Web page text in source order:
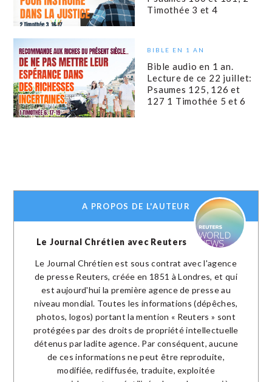
Timothée 3 et 4
BIBLE EN 1 AN
Bible audio en 1 an.
Lecture de ce 22 juillet:
Psaumes 125, 126 et
127 1 Timothée 5 et 6
A PROPOS DE L'AUTEUR
Le Journal Chrétien avec Reuters
Le Journal Chrétien est sous contrat avec l'agence
de presse Reuters, créée en 1851 à Londres, et qui
est aujourd'hui la première agence de presse au
niveau mondial. Toutes les informations (dépêches,
photos, logos) portant la mention « Reuters » sont
protégées par des droits de propriété intellectuelle
détenus par ladite agence. Par conséquent, aucune
de ces informations ne peut être reproduite,
modifiée, rediffusée, traduite, exploitée